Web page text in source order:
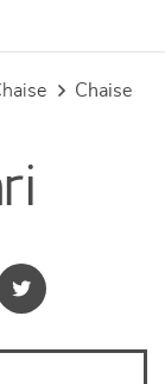
chaise chaise